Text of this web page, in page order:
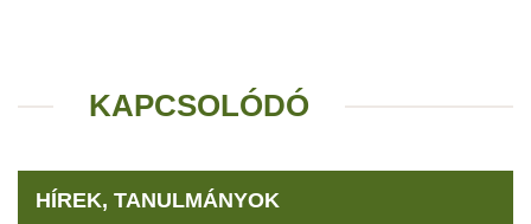
KAPCSOLÓDÓ
HÍREK, TANULMÁNYOK